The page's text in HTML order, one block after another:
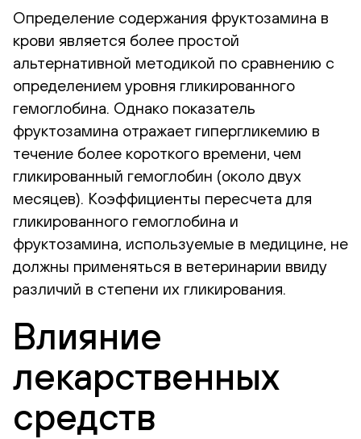
Определение содержания фруктозамина в
крови является более простой
альтернативной методикой по сравнению с
определением уровня гликированного
гемоглобина. Однако показатель
фруктозамина отражает гипергликемию в
течение более короткого времени, чем
гликированный гемоглобин (около двух
месяцев). Коэффициенты пересчета для
гликированного гемоглобина и
фруктозамина, используемые в медицине, не
должны применяться в ветеринарии ввиду
различий в степени их гликирования.
Влияние
лекарственных
средств